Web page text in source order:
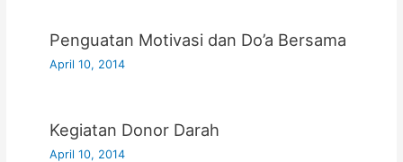
Penguatan Motivasi dan Do’a Bersama
April 10, 2014
Kegiatan Donor Darah
April 10, 2014